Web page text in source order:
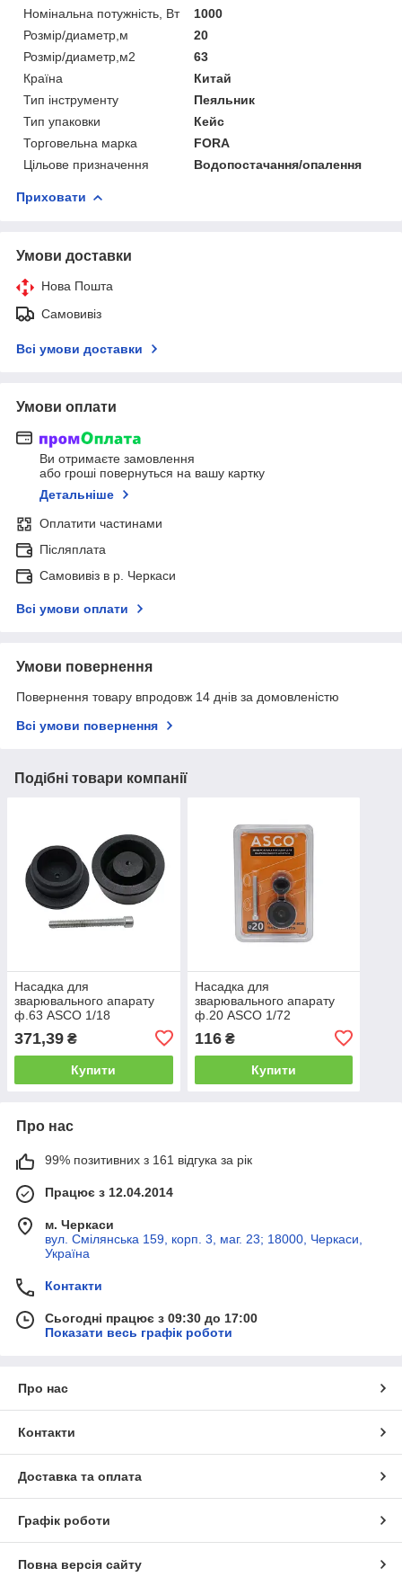
Номінальна потужність, Вт
1000
Розмір/диаметр,м
20
Розмір/диаметр,м2
63
Країна
Китай
Тип інструменту
Пеяльник
Тип упаковки
Кейс
Торговельна марка
FORA
Цільове призначення
Водопостачання/опалення
Приховати
Умови доставки
Нова Пошта
Самовивіз
Всі умови доставки
Умови оплати
Ви отримаєте замовлення
або гроші повернуться на вашу картку
Детальніше
Оплатити частинами
Післяплата
Самовивіз в р. Черкаси
Всі умови оплати
Умови повернення
Повернення товару впродовж 14 днів за домовленістю
Всі умови повернення
Подібні товари компанії
Насадка для
зварювального апарату
ф.63 ASCO 1/18
371,39 ₴
Купити
Насадка для
зварювального апарату
ф.20 ASCO 1/72
116₴
Купити
Про нас
99% позитивних з 161 відгука за рік
Працює з 12.04.2014
м. Черкаси
вул. Смілянська 159, корп. 3, маг. 23; 18000, Черкаси,
Україна
Контакти
Сьогодні працює з 09:30 до 17:00
Показати весь графік роботи
Про нас
Контакти
Доставка та оплата
Графік роботи
Повна версія сайту